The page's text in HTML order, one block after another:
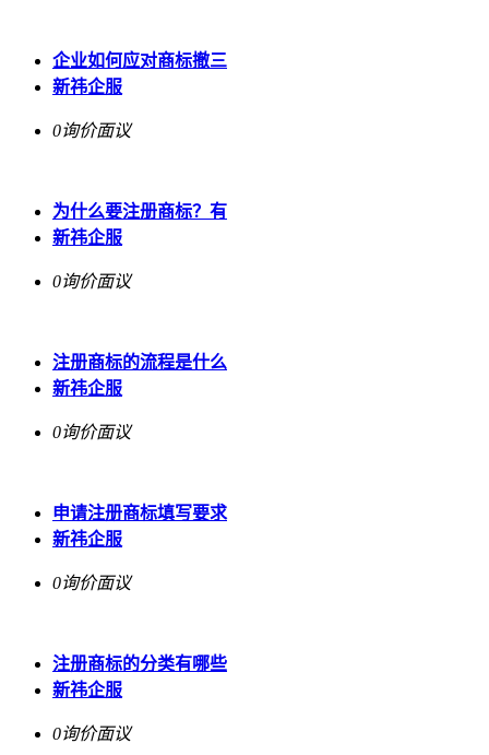
企业如何应对商标撤三
新祎企服
0询价面议
为什么要注册商标？有
新祎企服
0询价面议
注册商标的流程是什么
新祎企服
0询价面议
申请注册商标填写要求
新祎企服
0询价面议
注册商标的分类有哪些
新祎企服
0询价面议